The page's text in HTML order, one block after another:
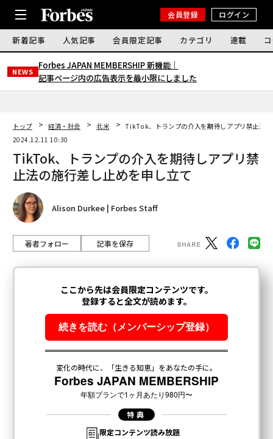
会員登録 ログイン
新着記事 人気記事 会員限定記事 カテゴリ 連載
NEWS
Forbes JAPAN MEMBERSHIP 新機能｜
記事ページ内の広告表示を最小限にしました
トップ 経済・社会 北米
TikTok、トランプの介入を期待しアプリ禁止法
2024.12.11 10:30
TikTok、トランプの介入を期待しアプリ禁
止法の施行差し止めを申し立て
Alison Durkee | Forbes Staff
著者フォロー 記事を保存